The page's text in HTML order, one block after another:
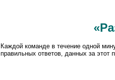
Каждой команде в течение одной
правильных ответов, данных за этот